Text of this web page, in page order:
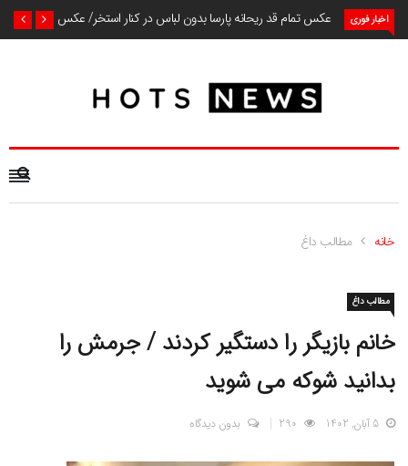
اخبار فوری عکس تمام قد ریحانه پارسا بدون لباس در کنار استخر/ عکس
خانه مطالب داغ
مطالب داغ
خانم بازیگر را دستگیر کردند / جرمش را
بدانید شوکه می شوید
5 آبان, 1402 بدون دیدگاه